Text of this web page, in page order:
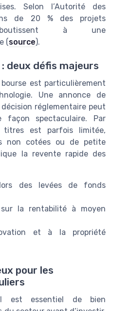
Selon l’Autorité des
de 20 % des projets
aboutissent à une
(source).
deux défis majeurs
est particulièrement
Une annonce de
réglementaire peut
spectaculaire. Par
est parfois limitée,
non cotées ou de petite
la revente rapide des
des levées de fonds
la rentabilité à moyen
et à la propriété
pour les
est essentiel de bien